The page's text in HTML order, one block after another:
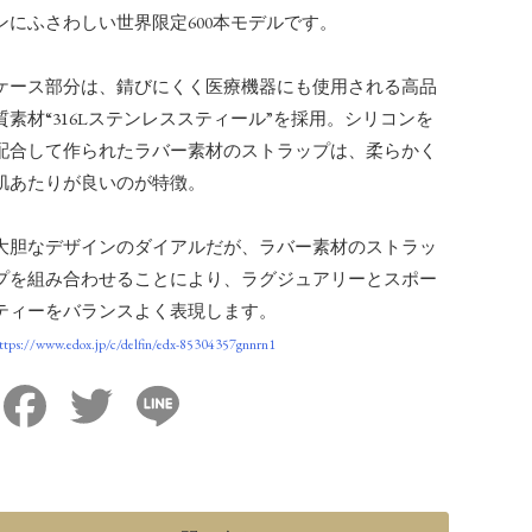
にふさわしい世界限定600本モデルです。
ース部分は、錆びにくく医療機器にも使用される高品
素材“316Lステンレススティール”を採用。シリコンを
合して作られたラバー素材のストラップは、柔らかく
あたりが良いのが特徴。
胆なデザインのダイアルだが、ラバー素材のストラッ
を組み合わせることにより、ラグジュアリーとスポー
ィーをバランスよく表現します。
www.edox.jp/c/delfin/edx-85304357gnnrn1
Facebook Twitter